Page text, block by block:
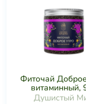
Фиточай
витаминный,
Душистый